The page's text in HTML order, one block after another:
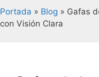
Portada » Blog » Gafas
con Visión Clara